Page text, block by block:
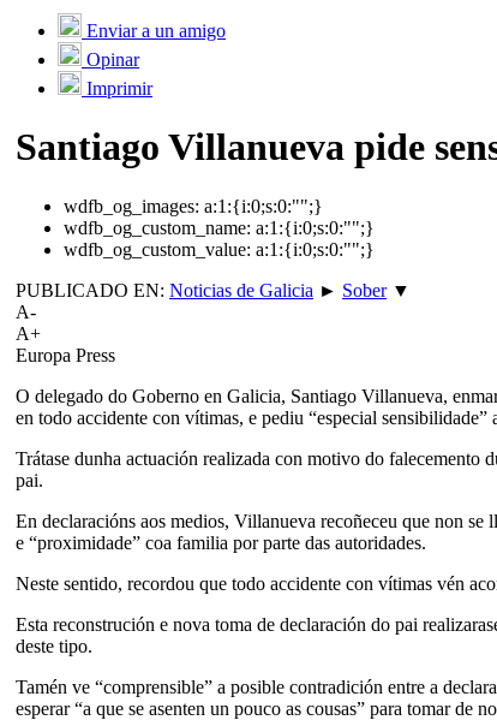
Enviar a un amigo
Opinar
Imprimir
Santiago Villanueva pide
wdfb_og_images: a:1:{i:0;s:0:"";}
wdfb_og_custom_name: a:1:{i:0;s:0:"";}
wdfb_og_custom_value: a:1:{i:0;s:0:"";}
PUBLICADO EN: Noticias de Galicia ► Sober▼
A-
A+
Europa Press
O delegado do Goberno en Galicia, Santiago Villanueva,
en todo accidente con vítimas, e pediu “especial sensibilidade”
Trátase dunha actuación realizada con motivo do falecemento
pai.
En declaracións aos medios, Villanueva recoñeceu que non
e “proximidade” coa familia por parte das autoridades.
Neste sentido, recordou que todo accidente con vítimas vén
Esta reconstrución e nova toma de declaración do pai
deste tipo.
Tamén ve “comprensible” a posible contradición entre a
esperar “a que se asenten un pouco as cousas” para tomar de